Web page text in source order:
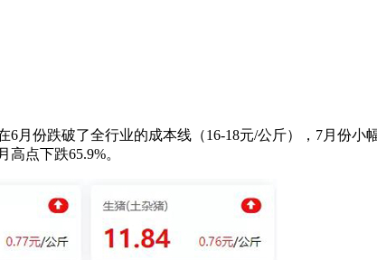
月份跌破了全行业的成本线（16-18元/公斤），7月份小
点下跌65.9%。